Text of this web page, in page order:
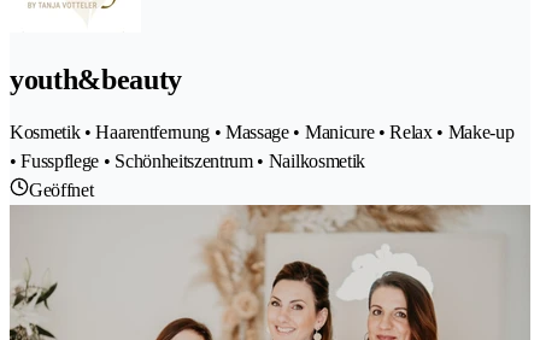
youth&beauty
Kosmetik • Haarentfernung • Massage • Manicure • Relax • Make-up
• Fusspflege • Schönheitszentrum • Nailkosmetik
Geöffnet